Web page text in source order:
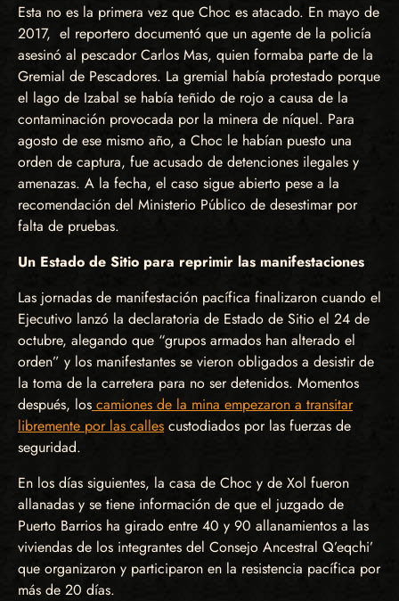
Esta no es la primera vez que Choc es atacado. En mayo de
2017, el reportero documentó que un agente de la policía
asesinó al pescador Carlos Mas, quien formaba parte de la
Gremial de Pescadores. La gremial había protestado porque
el lago de Izabal se había teñido de rojo a causa de la
contaminación provocada por la minera de níquel. Para
agosto de ese mismo año, a Choc le habían puesto una
orden de captura, fue acusado de detenciones ilegales y
amenazas. A la fecha, el caso sigue abierto pese a la
recomendación del Ministerio Público de desestimar por
falta de pruebas.
Un Estado de Sitio para reprimir las manifestaciones
Las jornadas de manifestación pacífica finalizaron cuando el
Ejecutivo lanzó la declaratoria de Estado de Sitio el 24 de
octubre, alegando que “grupos armados han alterado el
orden” y los manifestantes se vieron obligados a desistir de
la toma de la carretera para no ser detenidos. Momentos
después, los camiones de la mina empezaron a transitar
libremente por las calles custodiados por las fuerzas de
seguridad.
En los días siguientes, la casa de Choc y de Xol fueron
allanadas y se tiene información de que el juzgado de
Puerto Barrios ha girado entre 40 y 90 allanamientos a las
viviendas de los integrantes del Consejo Ancestral Q’eqchi’
que organizaron y participaron en la resistencia pacífica por
más de 20 días.